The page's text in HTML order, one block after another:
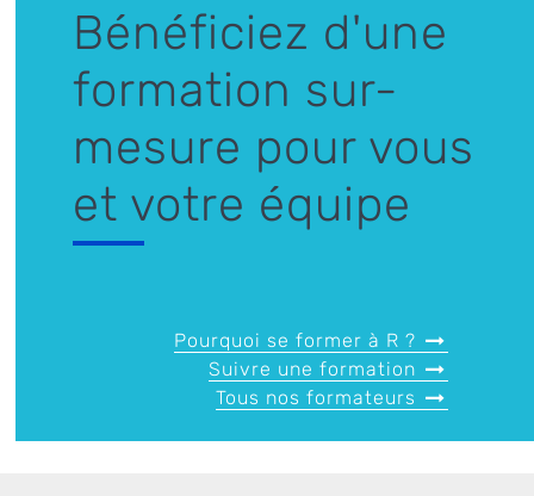
Bénéficiez d'une
formation sur-
mesure pour vous
et votre équipe
Pourquoi se former à R ?
Suivre une formation
Tous nos formateurs